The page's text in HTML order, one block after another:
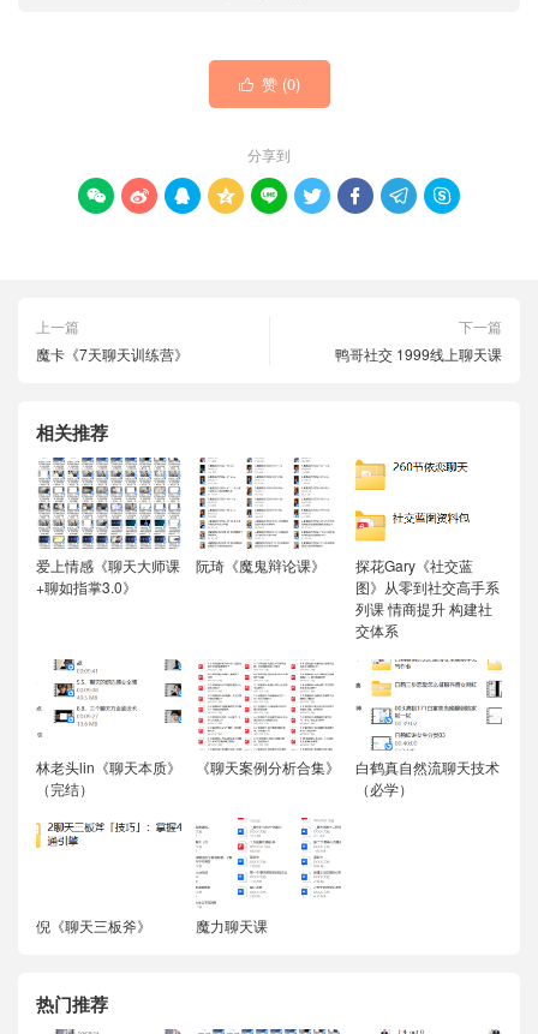
 赞 (0)
分享到
        
上一篇
魔卡《7天聊天训练营》
下一篇
鸭哥社交 1999线上聊天课
相关推荐
爱上情感《聊天大师课
+聊如指掌3.0》
阮琦《魔鬼辩论课》
探花Gary《社交蓝
图》从零到社交高手系
列课 情商提升 构建社
交体系
林老头lin《聊天本质》
（完结）
《聊天案例分析合集》
白鹤真自然流聊天技术
（必学）
倪《聊天三板斧》 魔力聊天课
热门推荐